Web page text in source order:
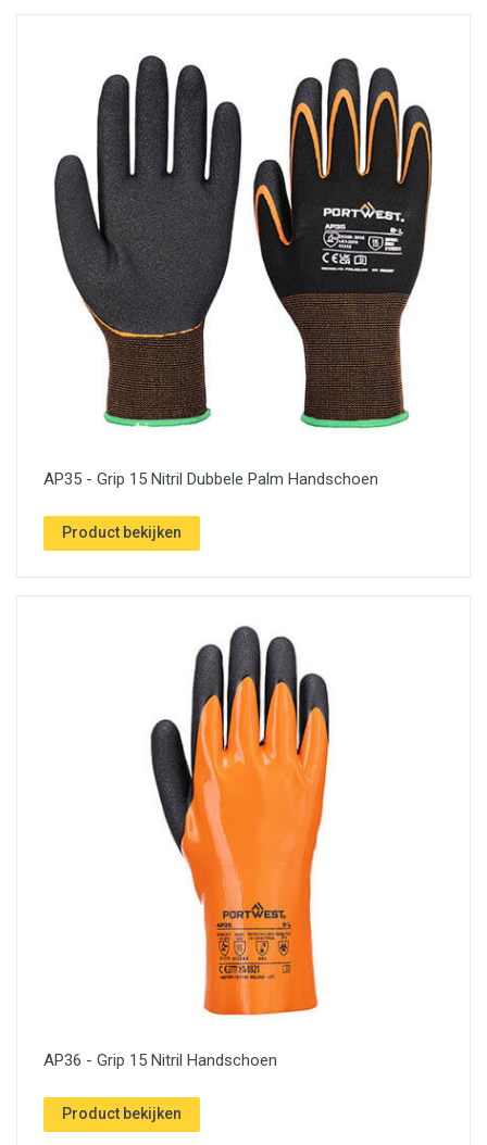
AP35 - Grip 15 Nitril Dubbele Palm Handschoen
Product bekijken
AP36 - Grip 15 Nitril Handschoen
Product bekijken